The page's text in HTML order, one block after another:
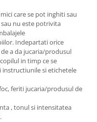
care se pot inghiti sau
nu este potrivita
Indepartati orice
a da jucaria/produsul
in timp ce se
instructiunile si etichetele
feriti jucaria/produsul de
, tonul si intensitatea